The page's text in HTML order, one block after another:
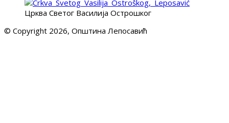
Црква Светог Василија Острошког
© Copyright 2026, Општина Лепосавић